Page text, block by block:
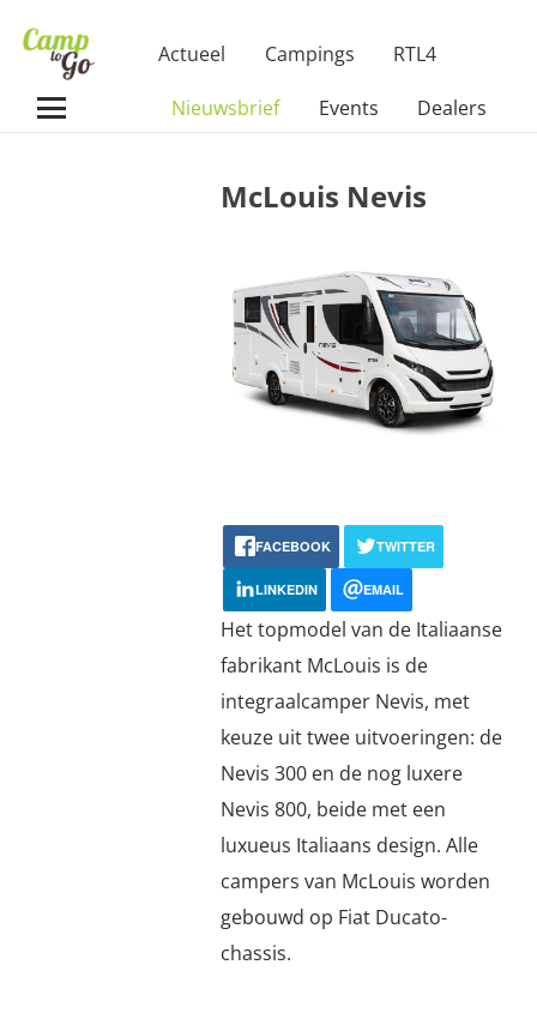
Actueel Campings RTL4
Nieuwsbrief Events Dealers
McLouis Nevis
FACEBOOK TWITTER
LINKEDIN EMAIL
Het topmodel van de Italiaanse
fabrikant McLouis is de
integraalcamper Nevis, met
keuze uit twee uitvoeringen: de
Nevis 300 en de nog luxere
Nevis 800, beide met een
luxueus Italiaans design. Alle
campers van McLouis worden
gebouwd op Fiat Ducato-
chassis.